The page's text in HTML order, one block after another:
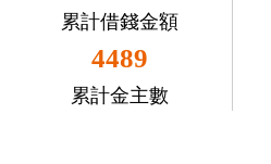
累計借錢金額
4489
累計金主數